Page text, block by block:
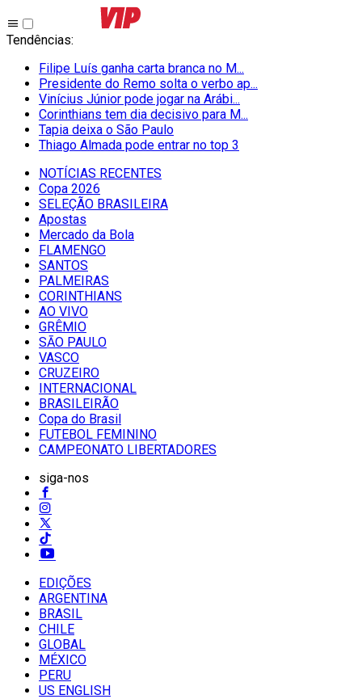
Tendências:
Filipe Luís ganha carta branca no M...
Presidente do Remo solta o verbo ap...
Vinícius Júnior pode jogar na Arábi...
Corinthians tem dia decisivo para M...
Tapia deixa o São Paulo
Thiago Almada pode entrar no top 3
NOTÍCIAS RECENTES
Copa 2026
SELEÇÃO BRASILEIRA
Apostas
Mercado da Bola
FLAMENGO
SANTOS
PALMEIRAS
CORINTHIANS
AO VIVO
GRÊMIO
SĀO PAULO
VASCO
CRUZEIRO
INTERNACIONAL
BRASILEIRÃO
Copa do Brasil
FUTEBOL FEMININO
CAMPEONATO LIBERTADORES
siga-nos
EDIÇÕES
ARGENTINA
BRASIL
CHILE
GLOBAL
MÉXICO
PERU
US ENGLISH